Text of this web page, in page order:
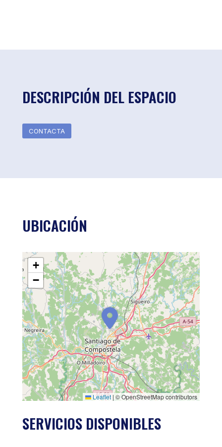
DESCRIPCIÓN DEL ESPACIO
CONTACTA
UBICACIÓN
+
−
Leaflet | © OpenStreetMap contributors
SERVICIOS DISPONIBLES